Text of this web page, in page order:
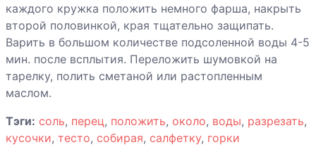
Капуста по-
ирландски
Картофель с
печенкой
Картофельные
каждого кружка положить немного фарша, накрыть
второй половинкой, края тщательно защипать.
Варить в большом количестве подсоленной воды 4-5
мин. после всплытия. Переложить шумовкой на
тарелку, полить сметаной или растопленным
маслом.
Тэги: соль, перец, положить, около, воды, разрезать,
кусочки, тесто, собирая, салфетку, горки